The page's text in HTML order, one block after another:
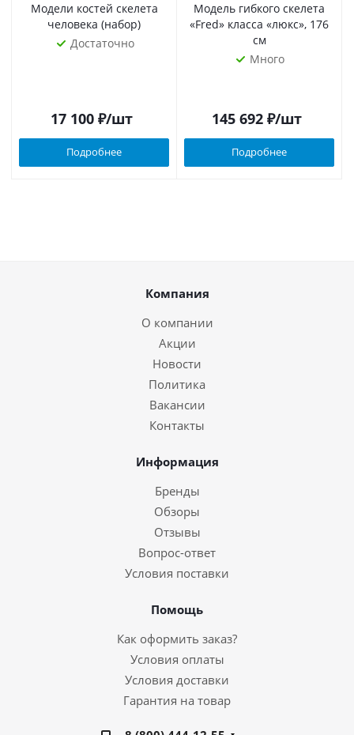
Модели костей скелета
человека (набор)
Достаточно
17 100₽/шт
Подробнее
Модель гибкого скелета
«Fred» класса «люкс», 176
см
Много
145 692₽/шт
Подробнее
Компания
О компании
Акции
Новости
Политика
Вакансии
Контакты
Информация
Бренды
Обзоры
Отзывы
Вопрос-ответ
Условия поставки
Помощь
Как оформить заказ?
Условия оплаты
Условия доставки
Гарантия на товар